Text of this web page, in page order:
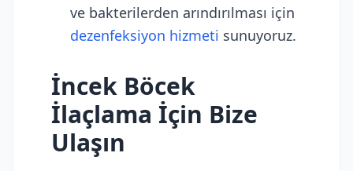
ve bakterilerden arındırılması için
dezenfeksiyon hizmeti sunuyoruz.
İncek Böcek
İlaçlama İçin Bize
Ulaşın